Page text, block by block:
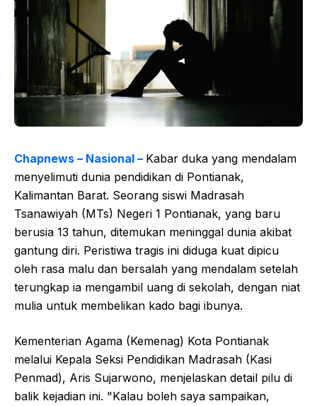
Chapnews – Nasional – Kabar duka yang mendalam
menyelimuti dunia pendidikan di Pontianak,
Kalimantan Barat. Seorang siswi Madrasah
Tsanawiyah (MTs) Negeri 1 Pontianak, yang baru
berusia 13 tahun, ditemukan meninggal dunia akibat
gantung diri. Peristiwa tragis ini diduga kuat dipicu
oleh rasa malu dan bersalah yang mendalam setelah
terungkap ia mengambil uang di sekolah, dengan niat
mulia untuk membelikan kado bagi ibunya.
Kementerian Agama (Kemenag) Kota Pontianak
melalui Kepala Seksi Pendidikan Madrasah (Kasi
Penmad), Aris Sujarwono, menjelaskan detail pilu di
balik kejadian ini. "Kalau boleh saya sampaikan,